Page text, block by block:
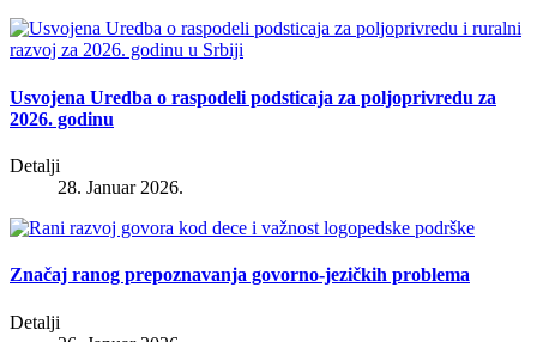
Usvojena Uredba o raspodeli podsticaja za poljoprivredu za
2026. godinu
Detalji
28. Januar 2026.
Značaj ranog prepoznavanja govorno-jezičkih problema
Detalji